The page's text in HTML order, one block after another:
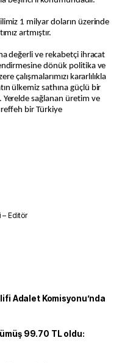
1 milyar doların üzerinde
artmıştır.
değerli ve rekabetçi ihracat
dönük politika ve
çalışmalarımızı kararlılıkla
ülkemiz sathına güçlü bir
Yerelde sağlanan üretim ve
bir Türkiye
– Editör
Adalet Komisyonu’nda
99.70 TL oldu: